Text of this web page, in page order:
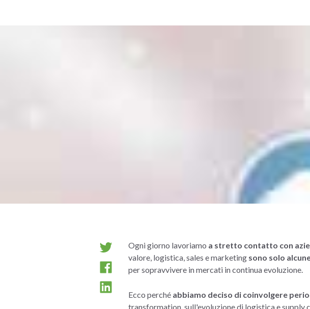
Ogni giorno lavoriamo a stretto contatto con
valore, logistica, sales e marketing sono solo
per sopravvivere in mercati in continua evoluzione.
Ecco perché abbiamo deciso di coinvolgere
transformation, sull'evoluzione di logistica e supply